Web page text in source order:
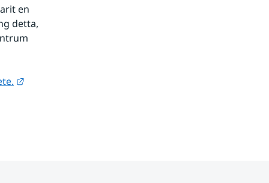
en
detta,
Länk till annan webbplats.